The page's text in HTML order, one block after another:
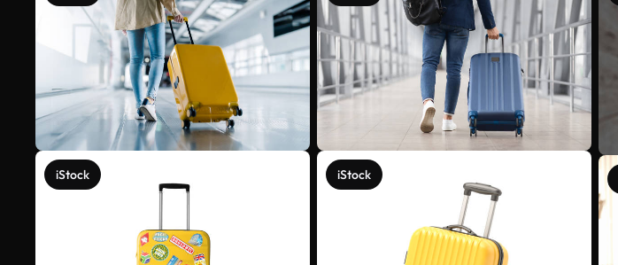
iStock iStock